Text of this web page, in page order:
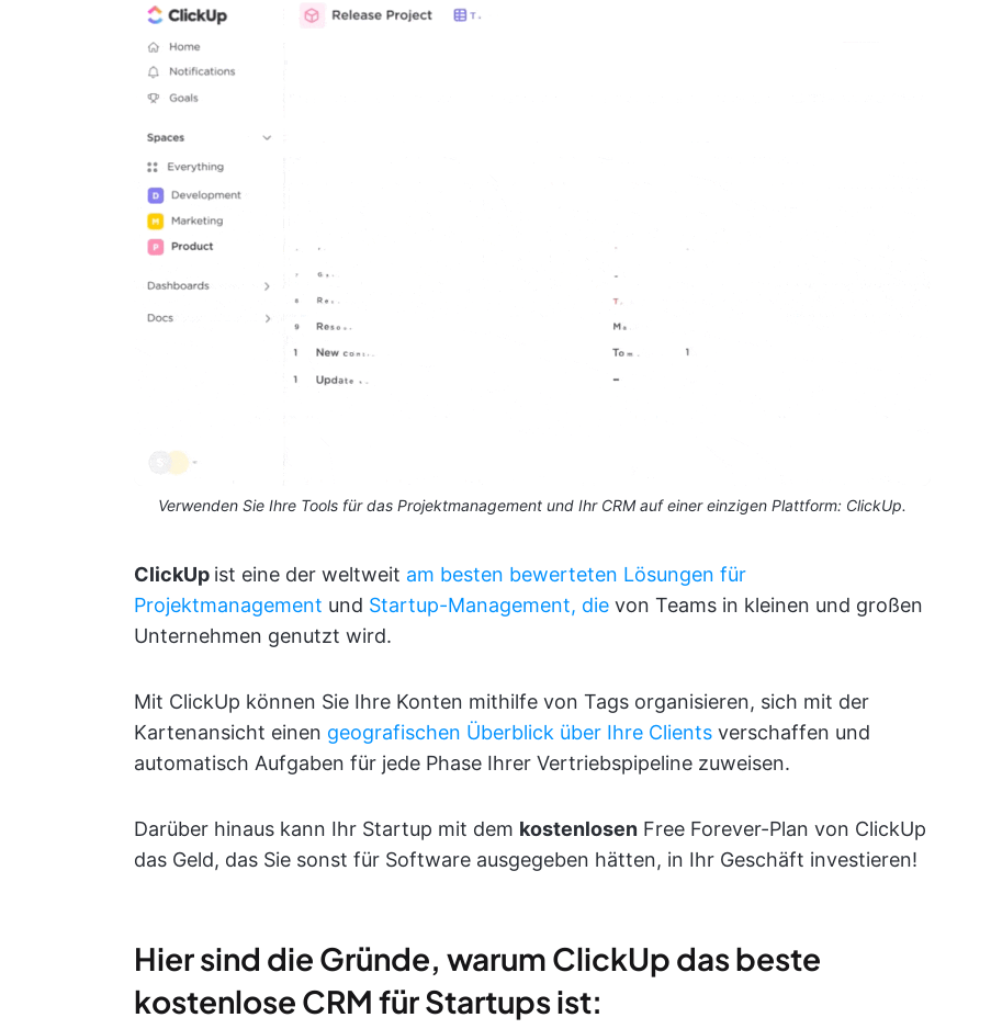
Verwenden Sie Ihre Tools für das Projektmanagement und Ihr CRM auf einer einzigen Plattform: ClickUp.
ClickUp ist eine der weltweit am besten bewerteten Lösungen für
Projektmanagement und Startup-Management, die von Teams in kleinen und großen
Unternehmen genutzt wird.
Mit ClickUp können Sie Ihre Konten mithilfe von Tags organisieren, sich mit der
Kartenansicht einen geografischen Überblick über Ihre Clients verschaffen und
automatisch Aufgaben für jede Phase Ihrer Vertriebspipeline zuweisen.
Darüber hinaus kann Ihr Startup mit dem kostenlosen Free Forever-Plan von ClickUp
das Geld, das Sie sonst für Software ausgegeben hätten, in Ihr Geschäft investieren!
Hier sind die Gründe, warum ClickUp das beste
kostenlose CRM für Startups ist: